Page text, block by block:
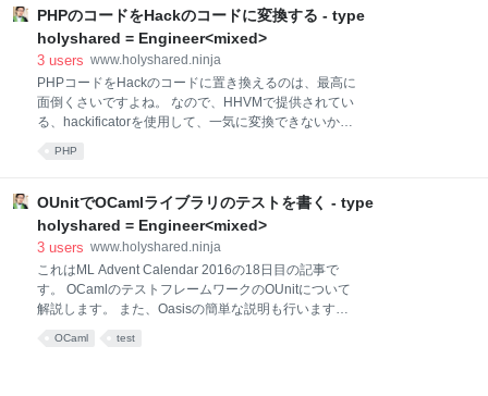
きたものの記録がない為、反省できない場合が多い。
履く頻度の低い靴の処分判断がしたい。 あまり履いて
ないな、という感覚があるがどの程度が不明なことが
タイルです。 軽度のものは、勤務時間の休憩時間で対
応しています。 技術スタックは下記のものを使用して
います。 そのうちTypeScript、Next.jsに置きかえると
思います。 Flow Nodejs React Express GraphQL
PHPのコードをHackのコードに変換する - type
holyshared = Engineer<mixed>
3 users www.holyshared.ninja
PHPコードをHackのコードに置き換えるのは、最高に
面倒くさいですよね。 なので、HHVMで提供されてい
る、hackificatorを使用して、一気に変換できないかを
のコード変換を行いまます。(コード読む限り) 試し
た、HHVMのバージョンは3.12.0です。 置き換えのス
テップ 置き換えには2ステップ必要です。 PHPのコー
モードにアップグレードする PHPのコードをHackの
コードに置き換える 下記のコマンドで、指定したディ
レクトリ内のPHPコードをHackのコードに置き換えま
す。 hackificator -thrift . 変換作業の仕様は
PHP
OUnitでOCamlライブラリのテストを書く - type
holyshared = Engineer<mixed>
3 users www.holyshared.ninja
これはML Advent Calendar 2016の18日目の記事で
す。 OCamlのテストフレームワークのOUnitについて
解説します。 また、Oasisの簡単な説明も行います。
OCaml test